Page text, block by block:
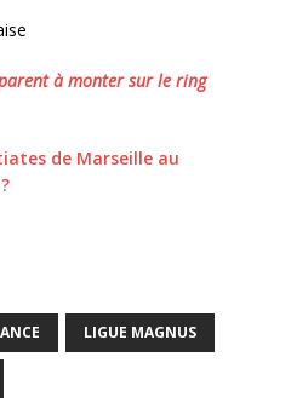
à monter sur le ring
de Marseille au
LIGUE MAGNUS